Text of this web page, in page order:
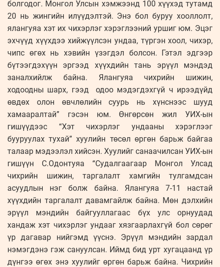
болгодог. Монгол Улсын хэмжээнд 100 хүүхэд тутамд
20 нь жингийн илүүдэлтэй. Энэ бол буруу хооллолт,
ялангуяа хэт их чихэрлэг хэрэглээний уршиг юм. Эцэг
эхчүүд хүүхдээ хийжүүлсэн ундаа, түргэн хоол, чихэр,
чипс өгөх нь хэвийн үзэгдэл болсон. Гэтэл эдгээр
бүтээгдэхүүн эргээд хүүхдийн тань эрүүл мэндэд
заналхийлж байна. Ялангуяа чихрийн шижин,
ходоодны шарх, гээд одоо мэдэгдэхгүй ч ирээдүйд
өвдөх олон өвчлөлийн суурь нь хүнснээс шууд
хамааралтай” гэсэн юм. Өнгөрсөн жил УИХ-ын
гишүүдээс “Хэт чихэрлэг ундааны хэрэглээг
бууруулах тухай” хуулийн төсөл өргөн барьж байгаа
талаар мэдээлэл хийсэн. Хуулийг санаачилсан УИХ-ын
гишүүн С.Одонтуяа “Судалгаагаар Монгол Улсад
чихрийн шижин, таргалалт хамгийн тулгамдсан
асуудлын нэг болж байна. Ялангуяа 7-11 настай
хүүхдийн таргалалт давамгайлж байна. Мөн дэлхийн
эрүүл мэндийн байгууллагаас бүх улс орнуудад
хандаж хэт чихэрлэг ундааг хязгаарлахгүй бол сөрөг
үр дагавар нийгэмд үүснэ. Эрүүл мэндийн зардал
нэмэгдэнэ гэж сануулсан. Иймд бид урт хугацаанд үр
дүнгээ өгөх энэ хуулийг өргөн барьж байна. Чихрийн